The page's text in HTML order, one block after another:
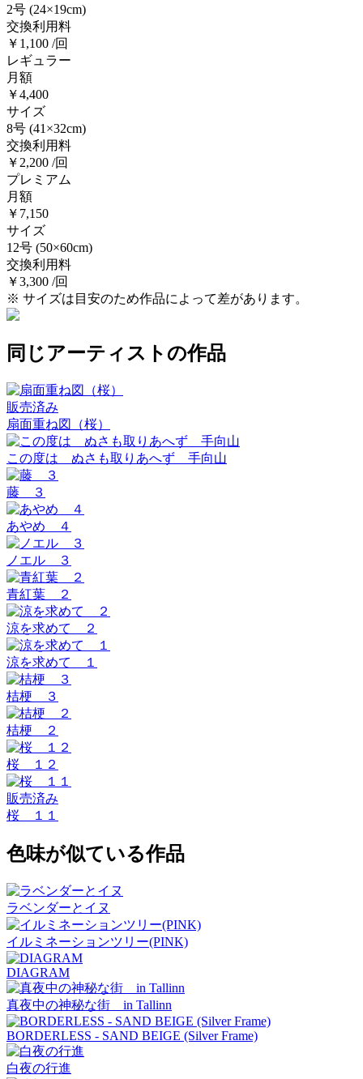
2号 (24×19cm)
交換利用料
￥1,100 /回
レギュラー
月額
￥4,400
サイズ
8号 (41×32cm)
交換利用料
￥2,200 /回
プレミアム
月額
￥7,150
サイズ
12号 (50×60cm)
交換利用料
￥3,300 /回
※ サイズは目安のため作品によって差があります。
同じアーティストの作品
販売済み
扇面重ね図（桜）
この度は ぬさも取りあへず 手向山
藤 ３
あやめ ４
ノエル ３
青紅葉 ２
涼を求めて ２
涼を求めて １
桔梗 ３
桔梗 ２
桜 １２
販売済み
桜 １１
色味が似ている作品
ラベンダーとイヌ
イルミネーションツリー(PINK)
DIAGRAM
真夜中の神秘な街 in Tallinn
BORDERLESS - SAND BEIGE (Silver Frame)
白夜の行進